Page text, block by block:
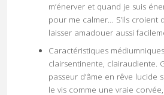
m’énerver et quand je suis
pour me calmer… S’ils croient
laisser amadouer aussi
Caractéristiques
clairsentinente, clairaudiente.
passeur d’âme en rêve lucide
le vis comme une vraie